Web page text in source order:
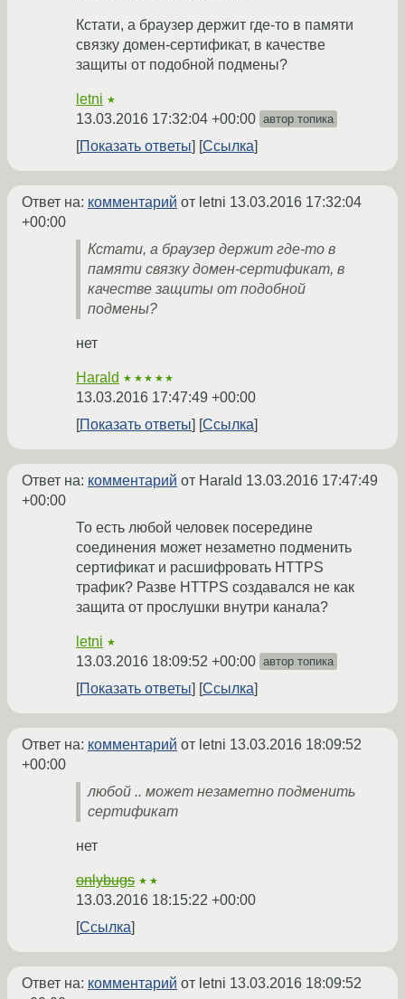
Кстати, а браузер держит где-то в памяти
связку домен-сертификат, в качестве
защиты от подобной подмены?
letni ★
13.03.2016 17:32:04 +00:00 автор топика
Показать ответы Ссылка
Ответ на: комментарий от letni 13.03.2016 17:32:04
+00:00
Кстати, а браузер держит где-то в
памяти связку домен-сертификат, в
качестве защиты от подобной
подмены?
нет
Harald ★★★★★
13.03.2016 17:47:49 +00:00
Показать ответы
Ссылка
Ответ на: комментарий от Harald 13.03.2016 17:47:49
+00:00
То есть любой человек посередине
соединения может незаметно подменить
сертификат и расшифровать HTTPS
трафик? Разве HTTPS создавался не как
защита от прослушки внутри канала?
letni ★
13.03.2016 18:09:52 +00:00 автор топика
Показать ответы Ссылка
Ответ на: комментарий от letni 13.03.2016 18:09:52
+00:00
любой .. может незаметно подменить
сертификат
нет
onlybugs ★★
13.03.2016 18:15:22 +00:00
Ссылка
Ответ на: комментарий от letni 13.03.2016 18:09:52